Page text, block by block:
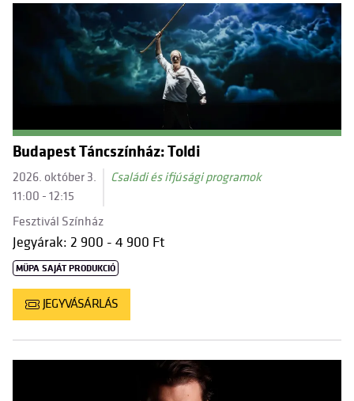
Budapest Táncszínház: Toldi
2026. október 3.
11:00 - 12:15
Családi és ifjúsági programok
Fesztivál Színház
Jegyárak: 2 900 - 4 900 Ft
MÜPA SAJÁT PRODUKCIÓ
JEGYVÁSÁRLÁS